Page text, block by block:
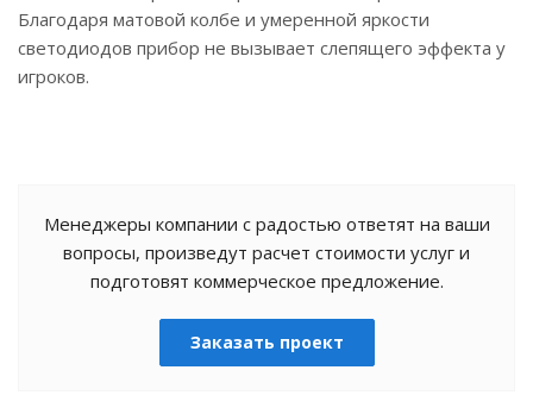
Благодаря матовой колбе и умеренной яркости
светодиодов прибор не вызывает слепящего эффекта у
игроков.
Менеджеры компании с радостью ответят на ваши
вопросы, произведут расчет стоимости услуг и
подготовят коммерческое предложение.
Заказать проект